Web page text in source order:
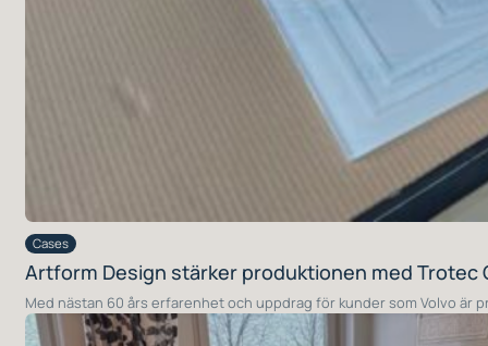
Cases
Artform Design stärker produktionen med Trotec
Med nästan 60 års erfarenhet och uppdrag för kunder som Volvo är